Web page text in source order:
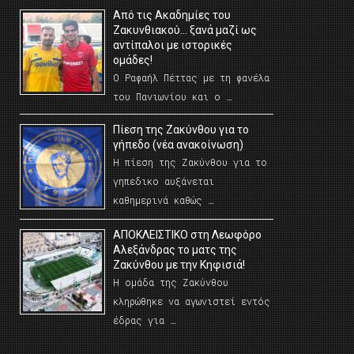
Από τις Ακαδημίες του
Ζακυνθιακού… ξανά μαζί ως
αντίπαλοι με ιστορικές
ομάδες!
Ο Ραφαήλ Πέττας με τη φανέλα
του Πανιωνίου και ο …
Πίεση της Ζακύνθου για το
γήπεδο (νέα ανακοίνωση)
Η πίεση της Ζακύνθου για το
γηπεδικο αυξάνεται
καθημερινά καθώς …
AΠΟΚΛΕΙΣΤΙΚΟ στη Λεωφόρο
Αλεξάνδρας το ματς της
Ζακύνθου με την Κηφισιά!
Η ομάδα της Ζακύνθου
κληρώθηκε να αγωνιστεί εντός
έδρας για …